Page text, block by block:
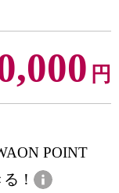
円
POINT
！